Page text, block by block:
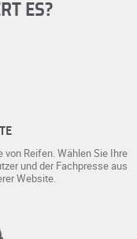
ES?
Reifen. Wählen Sie Ihre
und der Fachpresse aus
Website.